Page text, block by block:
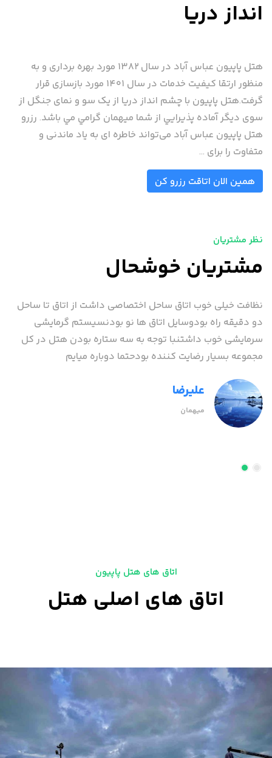
انداز دریا
هتل پاپیون عباس آباد در سال ۱۳۸۲ مورد بهره برداری و به
منظور ارتقا کیفیت خدمات در سال ۱۴۰۱ مورد بازسازی قرار
گرفت.هتل پاپیون با چشم انداز دریا از یک سو و نمای جنگل از
سوی دیگر آماده پذيرايي از شما ميهمان گرامي مي باشد. رزرو
هتل پاپیون عباس آباد می‌تواند خاطره ای به یاد ماندنی و
متفاوت را برای ...
همین الان اتاقت رزرو کن
نظر مشتریان
مشتریان خوشحال
نظافت خیلی خوب اتاق ساحل اختصاصی داشت از اتاق تا ساحل
دو دقیقه راه بودوسایل اتاق ها نو بودنسیستم گرمایشی
سرمایشی خوب داشتنبا توجه به سه ستاره بودن هتل در کل
مجموعه بسیار رضایت کننده بودحتما دوباره میایم
علیرضا
میهمان
اتاق های هتل پاپیون
اتاق های اصلی هتل